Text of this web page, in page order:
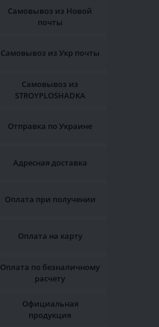
Самовывоз из Новой
почты
Самовывоз из Укр почты
Самовывоз из
STROYPLOSHADKA
Отправка по Украине
Адресная доставка
Оплата при получении
Оплата на карту
Оплата по безналичному
расчету
Официальная
продукция